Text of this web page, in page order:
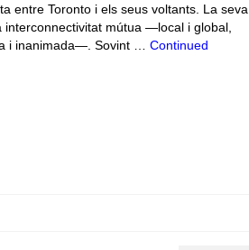
entre Toronto i els seus voltants. La seva
interconnectivitat mútua —local i global,
i inanimada—. Sovint … Continued